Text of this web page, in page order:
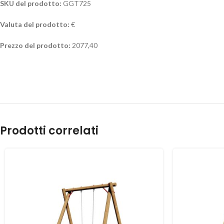
SKU del prodotto: GGT725
Valuta del prodotto: €
Prezzo del prodotto: 2077,40
Prodotti correlati